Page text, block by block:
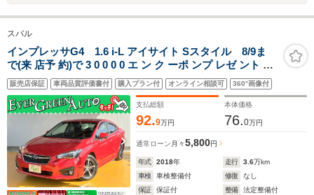
スバル
インプレッサG4 1.6 i-L アイサイト Sスタイル 8/9ま
で(来 店予 約)で 3 0 0 0 0 エ ン ク ーポ ンプ レゼ ント 禁
煙車 アイサイトVer3 純正SDナビ プッシュスタート サイ
ド/バックカメラ ブラインドスポットモニター パドルシフ
ト 電動パーキング
販売店保証 車両品質評価書付 購入プラン付 オンライン相談可 360°画像付
支払総額
92.9万円
本体価格
76.0万円
通常ローン 月々5,800円
年式 2018年 走行 3.6万km
車検
車検整備付 修復
なし
保証
保証付 整備
法定整備付